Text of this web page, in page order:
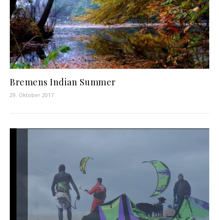
Bremens Indian Summer
29. Oktober 2017